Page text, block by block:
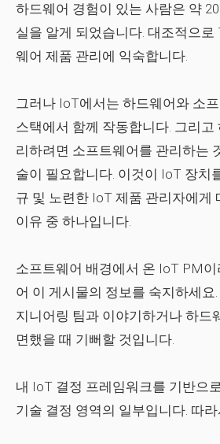
하드웨어 경험이 있는 사람은 약
실을 알게 되었습니다. 대조적으로
웨어 제품 관리에 익숙합니다.
그러나 IoT에서는 하드웨어와 소
스택에서 함께 작동합니다. 그리
리하려면 소프트웨어를 관리하는
술이 필요합니다. 이것이 IoT 장치
규 및 노련한 IoT 제품 관리자에게
이유 중 하나입니다.
소프트웨어 배경에서 온 IoT PM이
어 이 게시물의 정보를 숙지하세요
지니어링 팀과 이야기하거나 하드
면했을 때 기뻐할 것입니다.
내 IoT 결정 프레임워크를 기반으
기술 결정 영역의 일부입니다. 따